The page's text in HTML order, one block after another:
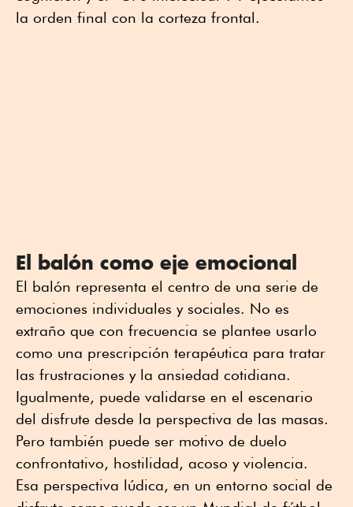
la orden final con la corteza frontal.
El balón como eje emocional
El balón representa el centro de una serie de
emociones individuales y sociales. No es
extraño que con frecuencia se plantee usarlo
como una prescripción terapéutica para tratar
las frustraciones y la ansiedad cotidiana.
Igualmente, puede validarse en el escenario
del disfrute desde la perspectiva de las masas.
Pero también puede ser motivo de duelo
confrontativo, hostilidad, acoso y violencia.
Esa perspectiva lúdica, en un entorno social de